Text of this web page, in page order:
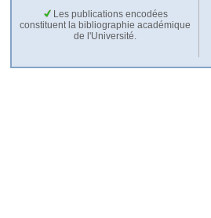
Les publications encodées
constituent la bibliographie académique
de l'Université.